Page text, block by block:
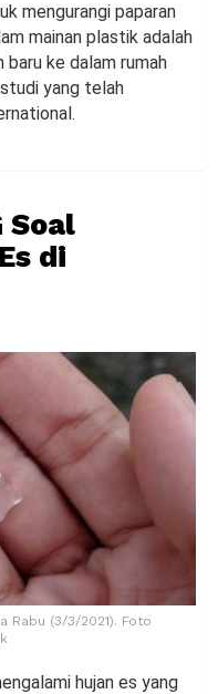
mengurangi paparan
mainan plastik adalah
baru ke dalam rumah
yang telah
Soal
di
Rabu (3/3/2021). Foto
hujan es yang